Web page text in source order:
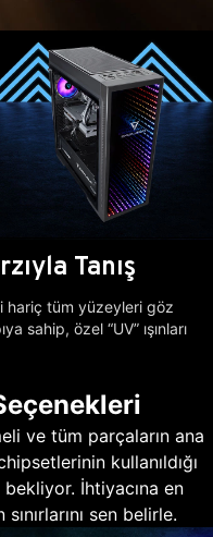
Tanış
hariç tüm yüzeyleri göz
sahip, özel “UV” ışınları
ve tüm parçaların ana
kullanıldığı
İhtiyacına en
sen belirle.